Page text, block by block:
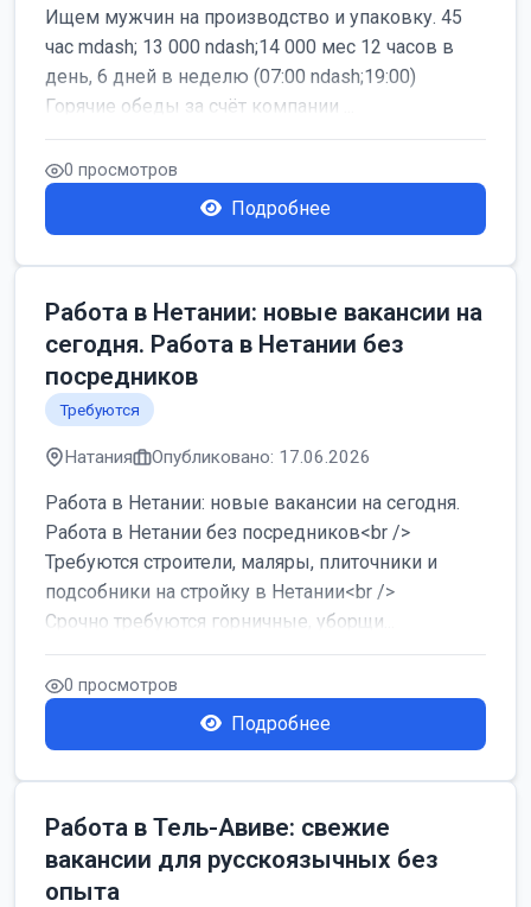
Ищем мужчин на производство и упаковку. 45
час mdash; 13 000 ndash;14 000 мес 12 часов в
день, 6 дней в неделю (07:00 ndash;19:00)
Горячие обеды за счёт компании ...
0 просмотров
Подробнее
Работа в Нетании: новые вакансии на
сегодня. Работа в Нетании без
посредников
Требуются
Натания Опубликовано: 17.06.2026
Работа в Нетании: новые вакансии на сегодня.
Работа в Нетании без посредников<br />
Требуются строители, маляры, плиточники и
подсобники на стройку в Нетании<br />
Срочно требуются горничные, уборщи...
0 просмотров
Подробнее
Работа в Тель-Авиве: свежие
вакансии для русскоязычных без
опыта